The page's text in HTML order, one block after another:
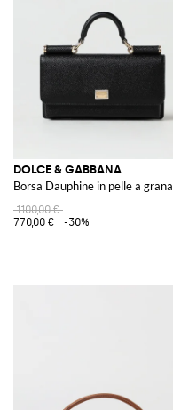
DOLCE & GABBANA
Borsa Dauphine in pelle a grana
1100,00 €
770,00 €
-30%